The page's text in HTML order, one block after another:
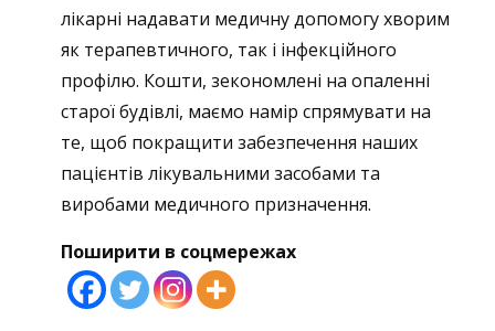
лікарні надавати медичну допомогу хворим
як терапевтичного, так і інфекційного
профілю. Кошти, зекономлені на опаленні
старої будівлі, маємо намір спрямувати на
те, щоб покращити забезпечення наших
пацієнтів лікувальними засобами та
виробами медичного призначення.
Поширити в соцмережах